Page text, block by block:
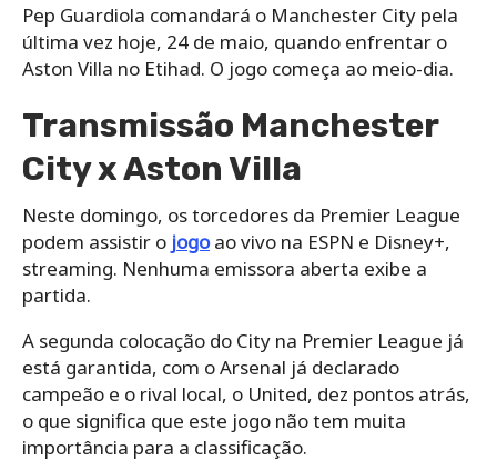
Pep Guardiola comandará o Manchester City pela
última vez hoje, 24 de maio, quando enfrentar o
Aston Villa no Etihad. O jogo começa ao meio-dia.
Transmissão Manchester
City x Aston Villa
Neste domingo, os torcedores da Premier League
podem assistir o jogoao vivo na ESPN e Disney+,
streaming. Nenhuma emissora aberta exibe a
partida.
A segunda colocação do City na Premier League já
está garantida, com o Arsenal já declarado
campeão e o rival local, o United, dez pontos atrás,
o que significa que este jogo não tem muita
importância para a classificação.